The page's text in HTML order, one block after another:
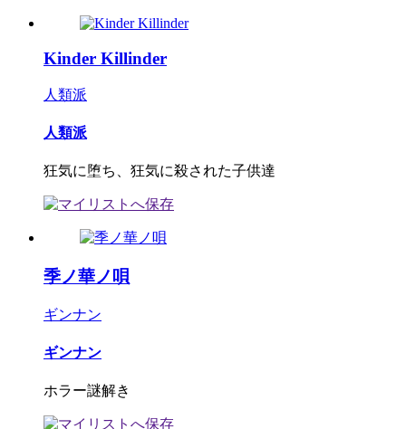
Kinder Killinder
人類派
人類派
狂気に堕ち、狂気に殺された子供達
季ノ華ノ唄
ギンナン
ギンナン
ホラー謎解き